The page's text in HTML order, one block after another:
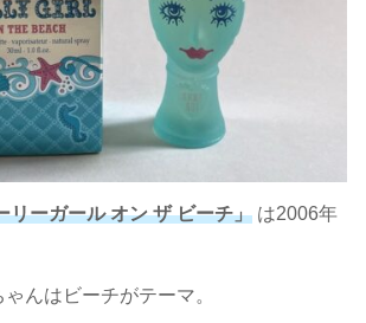
リーガール オン ザ ビーチ」 は2006年
んはビーチがテーマ。